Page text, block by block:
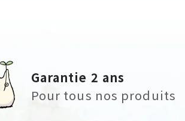
Garantie 2 ans
Pour tous nos produits